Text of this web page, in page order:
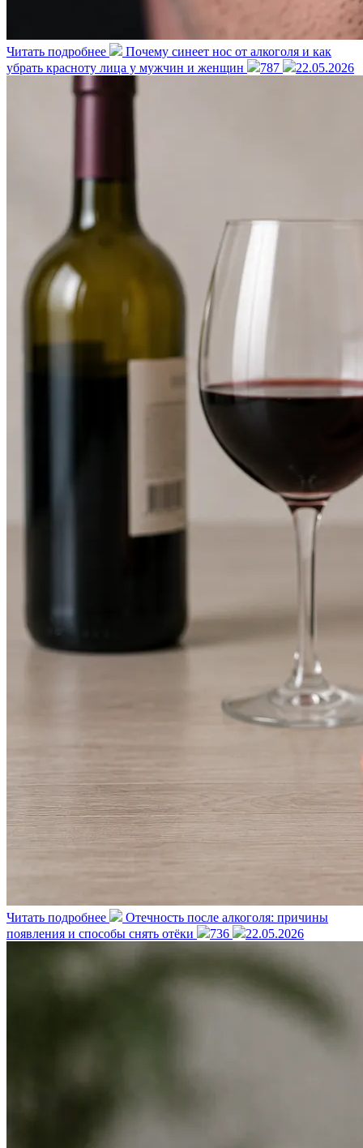
Читать подробнее
Почему синеет нос от алкоголя и как
убрать красноту лица у мужчин и женщин
787 22.05.2026
Читать подробнее
Отечность после алкоголя: причины
появления и способы снять отёки
736 22.05.2026